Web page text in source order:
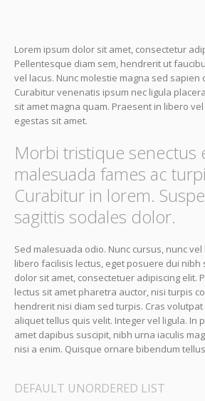
Lorem ipsum dolor sit amet, consectetur
Pellentesque diam sem, hendrerit ut
vel lacus. Nunc molestie magna sed sapien
Curabitur venenatis ipsum nec ligula
sit amet magna quam. Praesent in libero
egestas sit amet.
Morbi tristique senectus
malesuada fames ac
Curabitur in lorem.
sagittis sodales dolor.
Sed malesuada odio. Nunc cursus, nunc
libero facilisis lectus, eget posuere dui nibh
dolor sit amet, consectetuer adipiscing elit.
lectus sit amet pharetra auctor, nisi turpis
hendrerit nisi diam sed turpis. Cras
aliquet tellus quis velit. Integer vel ligula. In
amet dapibus suscipit, nibh urna iaculis
nisi a enim. Quisque ornare bibendum
DEFAULT UNORDERED LIST